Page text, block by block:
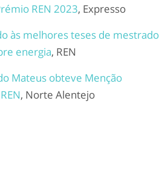
REN 2023, Expresso
às melhores teses de mestrado
energia, REN
Mateus obteve Menção
, Norte Alentejo